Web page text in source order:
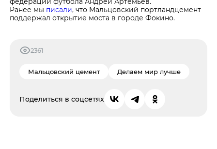
Ранее мы писали, что Мальцовский портландцемент
поддержал открытие моста в городе Фокино.
2361
Мальцовский цемент Делаем мир лучше
Поделиться в соцсетях